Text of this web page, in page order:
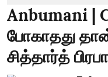
Anbumani |
போகாதது
சித்தார்த்